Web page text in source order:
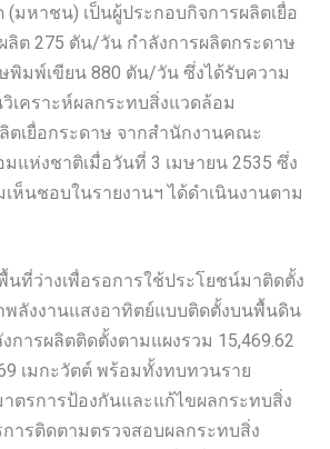
มหาชน) เป็นผู้ประกอบกิจการผลิตเยื่อ
ลิต 275 ตัน/วัน กำลังการผลิตกระดาษ
พิมพ์เขียน 880 ตัน/วัน ซึ่งได้รับความ
เคราะห์ผลกระทบสิ่งแวดล้อม
ตเยื่อกระดาษ จากสำนักงานคณะ
แห่งชาติเมื่อวันที่ 3 เมษายน 2535 ซึ่ง
ห็นชอบในรายงานฯ ได้ดำเนินงานตาม
ที่ว่างเพื่อรอการใช้ประโยชน์มาติดตั้ง
พลังงานแสงอาทิตย์แบบติดตั้งบนพื้นดิน
การผลิตติดตั้งตามแผงรวม 15,469.62
เมกะวัตต์ พร้อมทั้งทบทวนราย
าตรการป้องกันและแก้ไขผลกระทบสิ่ง
ารติดตามตรวจสอบผลกระทบสิ่ง